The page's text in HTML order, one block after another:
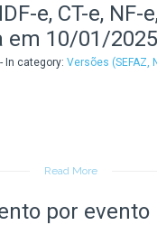
e, CT-e, NF-
em 10/01/2025
In category: Versões (SEFAZ,
Read More
por evento